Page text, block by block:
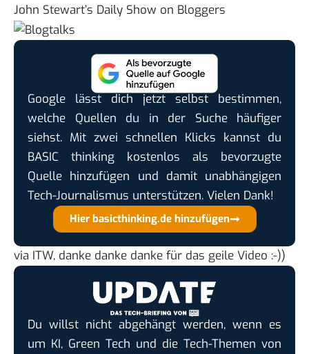
John Stewart’s Daily Show on Bloggers
Google lässt dich jetzt selbst bestimmen,
welche Quellen du in der Suche häufiger
siehst. Mit zwei schnellen Klicks kannst du
BASIC thinking kostenlos als bevorzugte
Quelle hinzufügen und damit unabhängigen
Tech-Journalismus unterstützen. Vielen Dank!
Hier basicthinking.de hinzufügen
via ITW, danke danke danke für das geile Video :-))
Du willst nicht abgehängt werden, wenn es
um KI, Green Tech und die Tech-Themen von